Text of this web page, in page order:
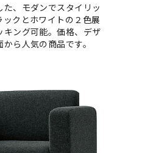
、モダンでスタイリッ
ックとホワイトの２色展
キング可能。価格、デザ
ら人気の商品です。